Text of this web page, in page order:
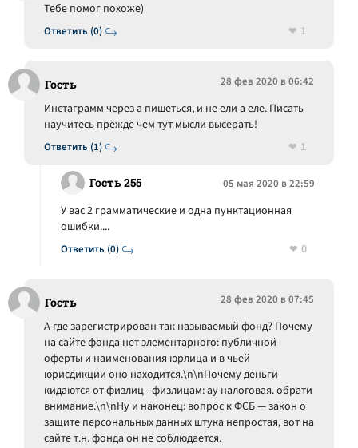
Ответить (0)
Тебе помог похоже)
1
Гость 28 фев 2020 в 06:42
Ответить (1)
Инстаграмм через а пишеться, и не ели а еле. Писать
научитесь прежде чем тут мысли высерать!
1
Гость 255 05 мая 2020 в 22:59
Ответить (0)
У вас 2 грамматические и одна пунктационная
ошибки....
0
Гость 28 фев 2020 в 07:45
А где зарегистрирован так называемый фонд? Почему
на сайте фонда нет элементарного: публичной
оферты и наименования юрлица и в чьей
юрисдикции оно находится.\n\nПочему деньги
кидаются от физлиц - физлицам: ау налоговая. обрати
внимание.\n\nНу и наконец: вопрос к ФСБ — закон о
защите персональных данных штука непростая, вот на
сайте т.н. фонда он не соблюдается.